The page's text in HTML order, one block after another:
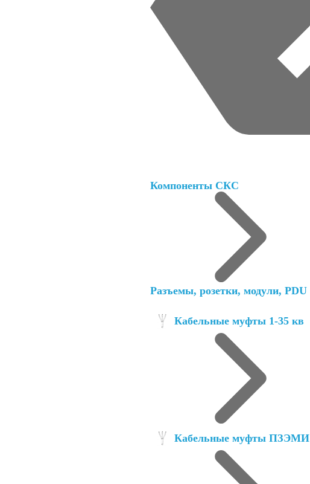
Компоненты СКС
Разъемы, розетки, модули, PDU
Кабельные муфты 1-35 кв
Кабельные муфты ПЗЭМИ